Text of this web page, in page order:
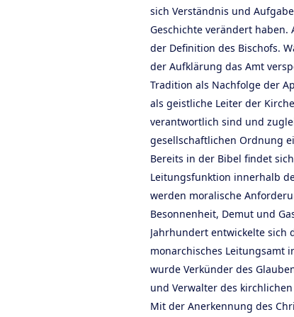
sich Verständnis und
Geschichte verändert haben.
der Definition des Bischofs.
der Aufklärung das Amt
Tradition als Nachfolge der
als geistliche Leiter der
verantwortlich sind und
gesellschaftlichen Ordnung
Bereits in der Bibel findet
Leitungsfunktion innerhalb
werden moralische
Besonnenheit, Demut und
Jahrhundert entwickelte sich
monarchisches Leitungsamt
wurde Verkünder des
und Verwalter des
Mit der Anerkennung des